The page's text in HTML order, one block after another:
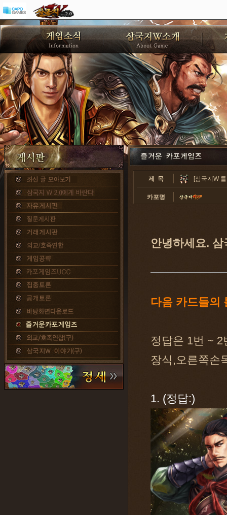
제 목 [삼국지W
카포명
안녕하세요. 삼
다음 카드들의
정답은 1번 ~
장식,오른쪽손
1. (정답:)